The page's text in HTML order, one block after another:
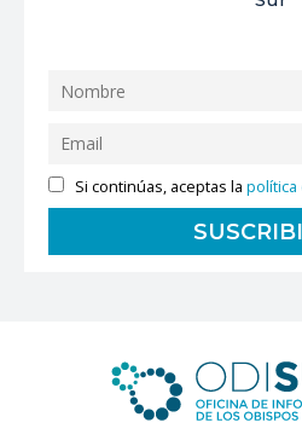
Si continúas, aceptas lapolítica